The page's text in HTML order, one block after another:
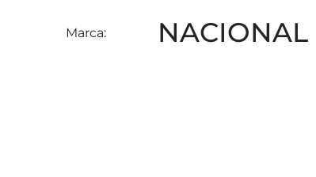
Marca: NACIONAL